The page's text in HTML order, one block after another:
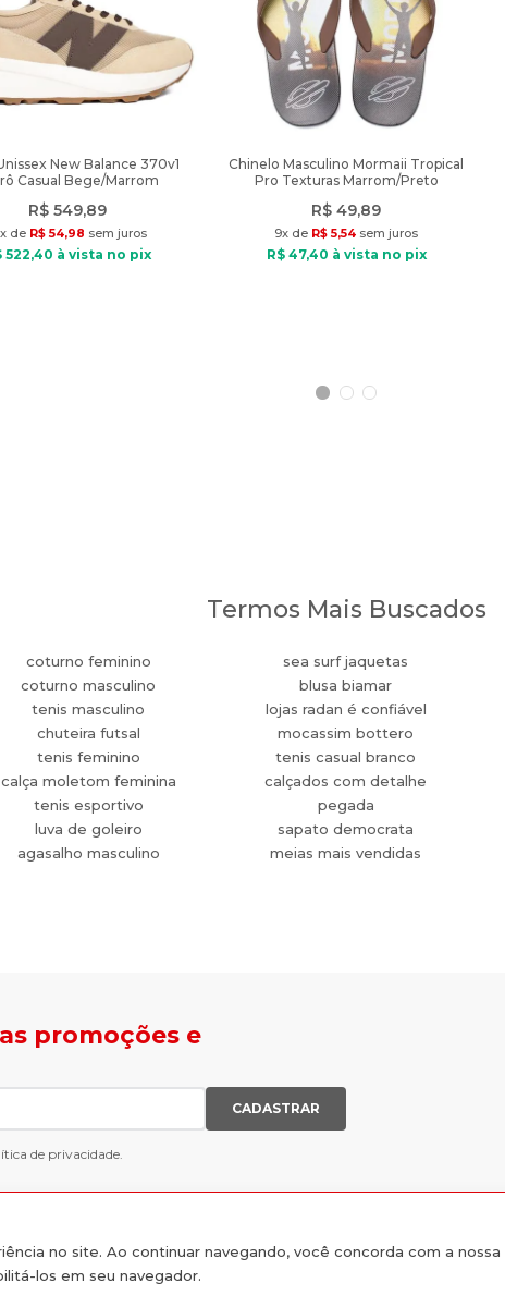
no site. Ao continuar navegando, você concorda com a nossa
los em seu navegador.
New Balance 370v1
Casual Bege/Marrom
R$ 549,89
x de R$ 54,98 sem juros
522,40 à vista no pix
Chinelo Masculino Mormaii Tropical
Pro Texturas Marrom/Preto
R$ 49,89
9x de R$ 5,54 sem juros
R$ 47,40 à vista no pix
Termos Mais Buscados
coturno feminino
coturno masculino
tenis masculino
chuteira futsal
tenis feminino
calça moletom feminina
tenis esportivo
luva de goleiro
agasalho masculino
sea surf jaquetas
blusa biamar
lojas radan é confiável
mocassim bottero
tenis casual branco
calçados com detalhe
pegada
sapato democrata
meias mais vendidas
promoções e
CADASTRAR
de privacidade.